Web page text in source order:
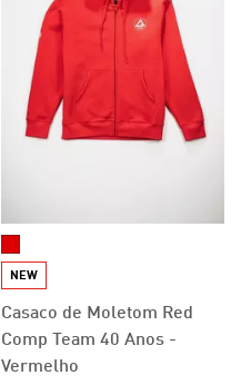
NEW
Casaco de Moletom Red
Comp Team 40 Anos -
Vermelho